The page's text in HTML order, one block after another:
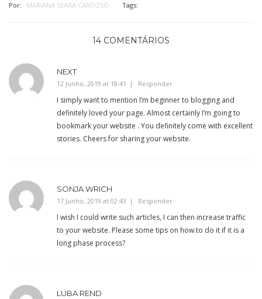
Por: MARIANA SEARA CARDOSO Tags:
14 COMENTÁRIOS
NEXT
12 Junho, 2019 at 18:41 Responder
I simply want to mention I’m beginner to blogging and
definitely loved your page. Almost certainly I’m going to
bookmark your website . You definitely come with excellent
stories. Cheers for sharing your website.
SONJA WRICH
17 Junho, 2019 at 02:43 Responder
I wish I could write such articles, I can then increase traffic
to your website. Please some tips on how to do it if it is a
long phase process?
LUBA REND